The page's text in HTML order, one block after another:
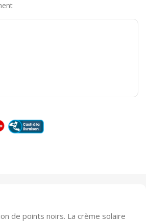
de points noirs. La crème solaire